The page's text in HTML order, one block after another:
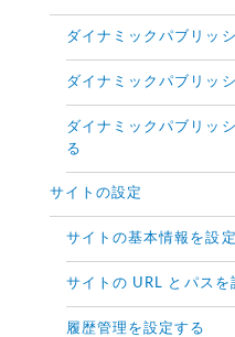
ダイナミックパブリッ
ダイナミックパブリッ
ダイナミックパブリッ
る
サイトの設定
サイトの基本情報を設
サイトの URL とパスを
履歴管理を設定する